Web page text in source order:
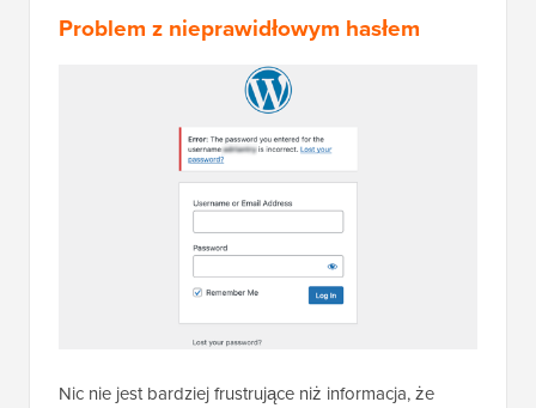
Problem z nieprawidłowym hasłem
Nic nie jest bardziej frustrujące niż informacja, że